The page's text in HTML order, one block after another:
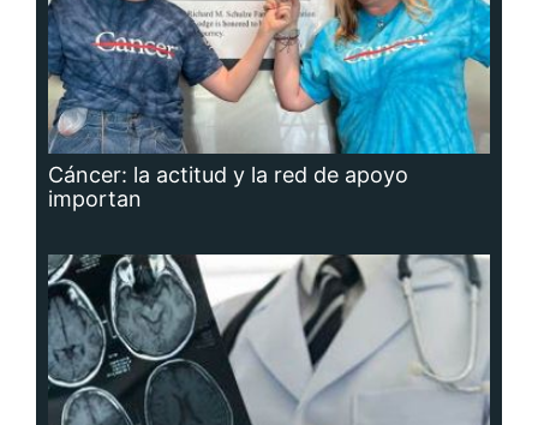
Cáncer: la actitud y la red de apoyo
importan